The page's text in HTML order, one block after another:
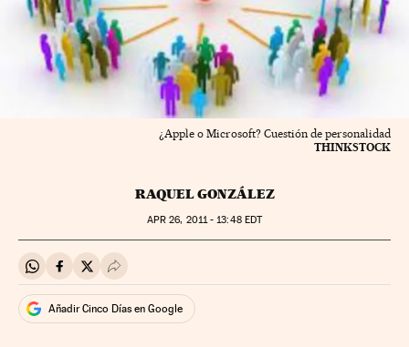
¿Apple o Microsoft? Cuestión de personalidad
THINKSTOCK
RAQUEL GONZÁLEZ
APR 26, 2011 - 13:48EDT
Compartir en Whatsapp
Compartir en Facebook
Compartir en Twitter
Desplegar Redes Sociales
Añadir Cinco Días en Google